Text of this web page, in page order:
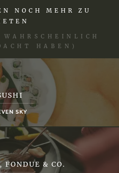
NOCH MEHR ZU
HABEN)
SKY
FONDUE & CO.